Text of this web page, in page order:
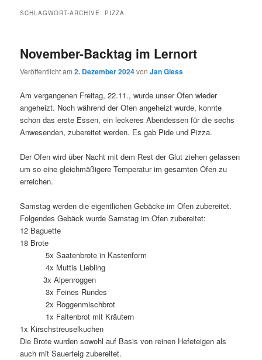
SCHLAGWORT-ARCHIVE: PIZZA
November-Backtag im Lernort
Veröffentlicht am2. Dezember 2024vonJan Giess
Am vergangenen Freitag, 22.11., wurde unser Ofen wieder
angeheizt. Noch während der Ofen angeheizt wurde, konnte
schon das erste Essen, ein leckeres Abendessen für die sechs
Anwesenden, zubereitet werden. Es gab Pide und Pizza.
Der Ofen wird über Nacht mit dem Rest der Glut ziehen gelassen
um so eine gleichmäßigere Temperatur im gesamten Ofen zu
erreichen.
Samstag werden die eigentlichen Gebäcke im Ofen zubereitet.
Folgendes Gebäck wurde Samstag im Ofen zubereitet:
12 Baguette
18 Brote
5x Saatenbrote in Kastenform
4x Muttis Liebling
3x Alpenroggen
3x Feines Rundes
2x Roggenmischbrot
1x Faltenbrot mit Kräutern
1x Kirschstreuselkuchen
Die Brote wurden sowohl auf Basis von reinen Hefeteigen als
auch mit Sauerteig zubereitet.